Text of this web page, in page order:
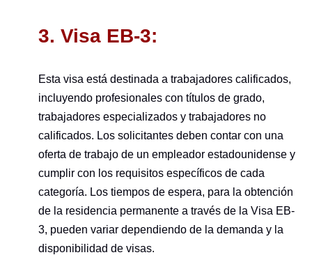
3. Visa EB-3:
Esta visa está destinada a trabajadores calificados,
incluyendo profesionales con títulos de grado,
trabajadores especializados y trabajadores no
calificados. Los solicitantes deben contar con una
oferta de trabajo de un empleador estadounidense y
cumplir con los requisitos específicos de cada
categoría. Los tiempos de espera, para la obtención
de la residencia permanente a través de la Visa EB-
3, pueden variar dependiendo de la demanda y la
disponibilidad de visas.